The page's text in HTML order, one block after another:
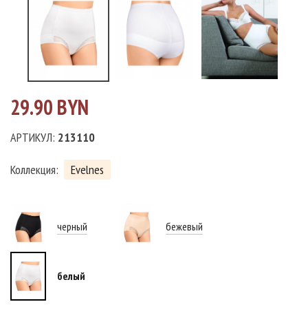
29.90 BYN
АРТИКУЛ: 213110
Коллекция: Evelnes
черный бежевый
белый